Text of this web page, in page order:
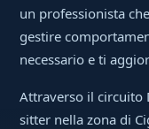
un professionista
gestire
necessario e ti
Attraverso il circuito
sitter nella zona di